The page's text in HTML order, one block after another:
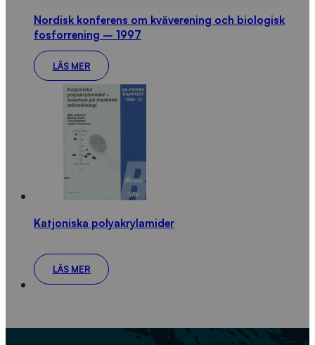
Nordisk konferens om kväverening och biologisk
fosforrening – 1997
LÄS MER
Katjoniska polyakrylamider
LÄS MER